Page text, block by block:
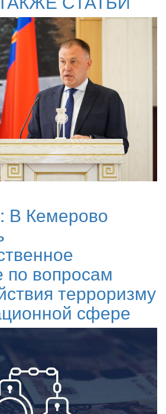
В Кемерово
вопросам
терроризму
сфере